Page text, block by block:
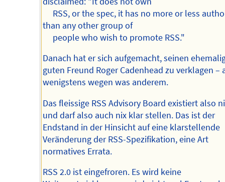
RSS, or the spec, it has no more or less
than any other group of
people who wish to promote RSS."
Danach hat er sich aufgemacht, seinen
guten Freund Roger Cadenhead zu verklagen –
wenigstens wegen was anderem.
Das fleissige RSS Advisory Board existiert also
und darf also auch nix klar stellen. Das ist der
Endstand in der Hinsicht auf eine klarstellende
Veränderung der RSS-Spezifikation, eine Art
normatives Errata.
RSS 2.0 ist eingefroren. Es wird keine